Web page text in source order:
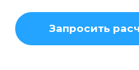
Запросить